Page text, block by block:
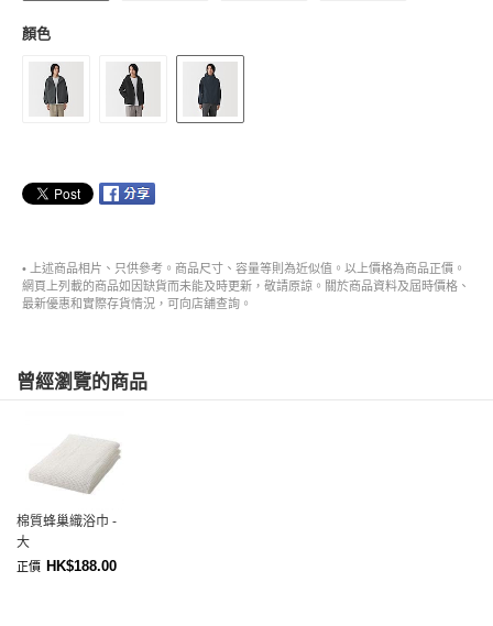
顏色
• 上述商品相片、只供參考。商品尺寸、容量等則為近似值。以上價格為商品正價。
網頁上列載的商品如因缺貨而未能及時更新，敬請原諒。關於商品資料及屆時價格、
最新優惠和實際存貨情況，可向店舖查詢。
曾經瀏覽的商品
棉質蜂巢織浴巾 -
大
正價 HK$188.00